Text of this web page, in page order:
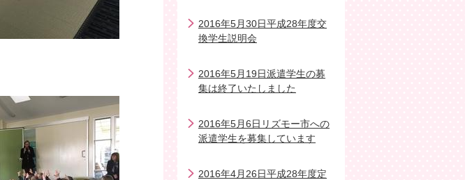
2016年5月30日平成28年度交
換学生説明会
2016年5月19日派遣学生の募
集は終了いたしました
2016年5月6日リズモー市への
派遣学生を募集しています
2016年4月26日平成28年度定